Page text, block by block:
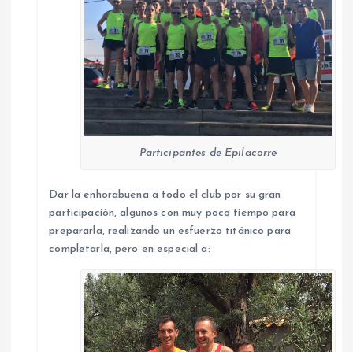
Participantes de Epilacorre
Dar la enhorabuena a todo el club por su gran
participación, algunos con muy poco tiempo para
prepararla, realizando un esfuerzo titánico para
completarla, pero en especial a: